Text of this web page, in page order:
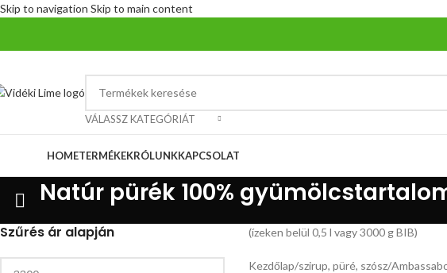
Skip to navigation Skip to main content
VÁLASSZ KATEGÓRIÁT
HOMETERMÉKEKRÓLUNKKAPCSOLAT
Natúr pürék 100%
Szűrés ár alapján (ízeken belül 0,5 l vagy 3000 g BIB)
Kezdőlap/szirup, püré, szósz/